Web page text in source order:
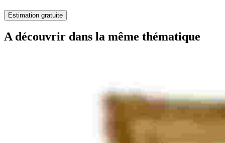
Estimation gratuite
A découvrir dans la même thématique